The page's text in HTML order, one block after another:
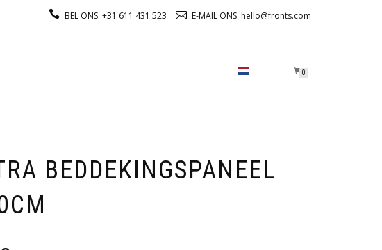
BEL ONS. +31 611 431 523 E-MAIL ONS. hello@fronts.com
0
BEDDEKINGSPANEEL